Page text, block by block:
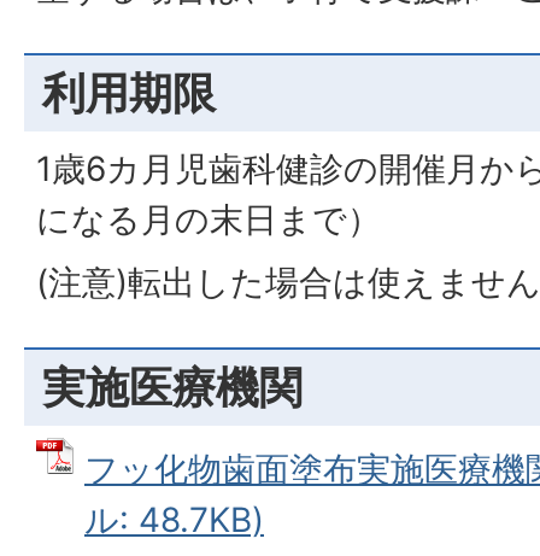
利用期限
1歳6カ月児歯科健診の開催月か
になる月の末日まで）
(注意)転出した場合は使えませ
実施医療機関
フッ化物歯面塗布実施医療
ル: 48.7KB)